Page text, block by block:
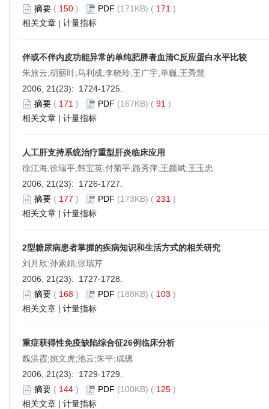
摘要 ( 150 ) PDF (171KB) ( 171 )
相关文章 | 计量指标
伴或不伴内皮功能异常的单纯肥胖者血清C反应蛋白水平比较
朱旅云;胡丽叶;马利成;李晓玲;王广宇;单巍;王秀慧
2006, 21(23): 1724-1725.
摘要 ( 171 ) PDF (167KB) ( 91 )
相关文章 | 计量指标
人工肝支持系统治疗重型肝炎临床应用
徐江海;徐瑞平;韩宝英;付菊平;路秀萍;王颜斌;王玉忠
2006, 21(23): 1726-1727.
摘要 ( 177 ) PDF (173KB) ( 231 )
相关文章 | 计量指标
2型糖尿病患者掌握的疾病知识和生活方式的相关研究
刘月欣;孙素娟;张瑞芹
2006, 21(23): 1727-1728.
摘要 ( 168 ) PDF (188KB) ( 103 )
相关文章 | 计量指标
重症获得性免疫缺陷综合征26例临床分析
魏洪霞;姚文虎;池云;朱平;成骢
2006, 21(23): 1729-1729.
摘要 ( 144 ) PDF (100KB) ( 125 )
相关文章 | 计量指标